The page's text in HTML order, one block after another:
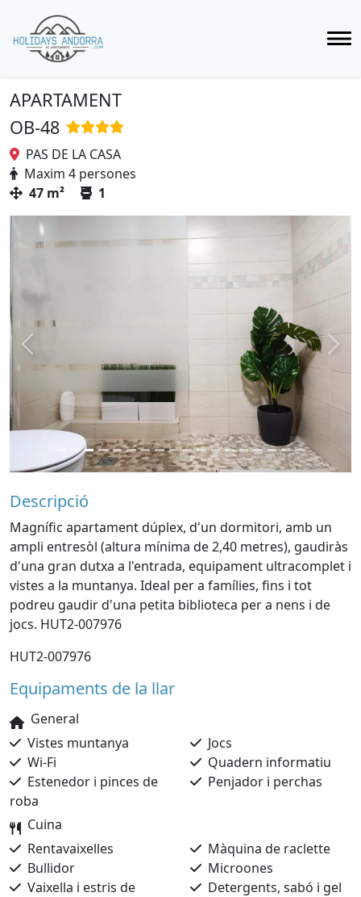
APARTAMENT
OB-48
PAS DE LA CASA
Maxim 4 persones
47 m²
1
Previous Next
Descripció
Magnífic apartament dúplex, d'un dormitori, amb un
ampli entresòl (altura mínima de 2,40 metres), gaudiràs
d'una gran dutxa a l'entrada, equipament ultracomplet i
vistes a la muntanya. Ideal per a famílies, fins i tot
podreu gaudir d'una petita biblioteca per a nens i de
jocs. HUT2-007976
HUT2-007976
Equipaments de la llar
General
Vistes muntanya
Jocs
Wi-Fi
Quadern informatiu
Estenedor i pinces de
roba
Penjador i perchas
Cuina
Rentavaixelles
Màquina de raclette
Bullidor
Microones
Vaixella i estris de
Detergents, sabó i gel